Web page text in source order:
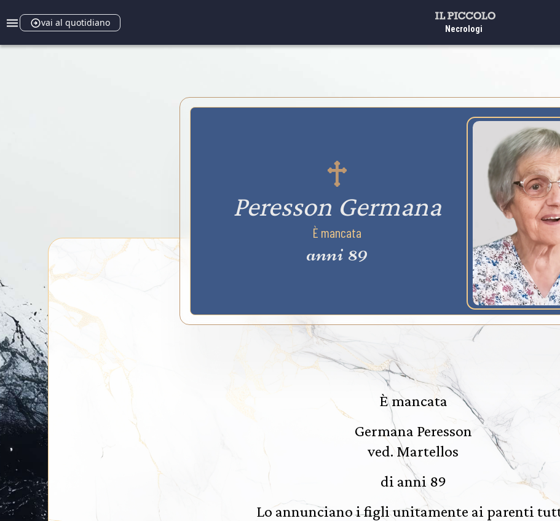
vai al quotidiano
Necrologi
Peresson Germana
È mancata
anni 89
È mancata
Germana Peresson
ved. Martellos
di anni 89
Lo annunciano i figli unitamente ai parenti